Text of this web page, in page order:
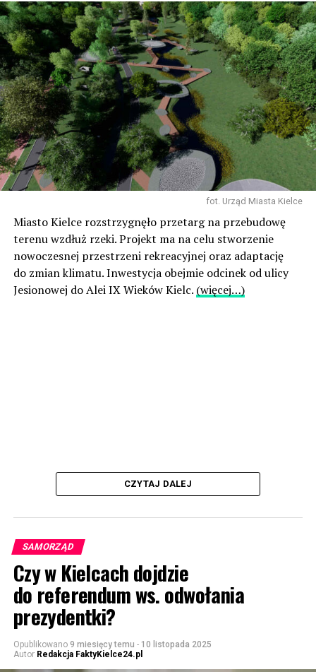
fot. Urząd Miasta Kielce
Miasto Kielce rozstrzygnęło przetarg na przebudowę
terenu wzdłuż rzeki. Projekt ma na celu stworzenie
nowoczesnej przestrzeni rekreacyjnej oraz adaptację
do zmian klimatu. Inwestycja obejmie odcinek od ulicy
Jesionowej do Alei IX Wieków Kielc. (więcej…)
CZYTAJ DALEJ
SAMORZĄD
Czy w Kielcach dojdzie
do referendum ws. odwołania
prezydentki?
Opublikowano 9 miesięcy temu - 10 listopada 2025
Autor Redakcja FaktyKielce24.pl